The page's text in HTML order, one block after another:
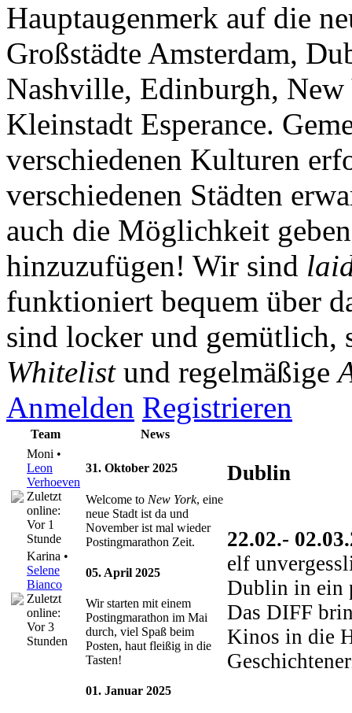
Hauptaugenmerk auf die
Großstädte Amsterdam,
Nashville, Edinburgh,
Kleinstadt Esperance.
verschiedenen Kulturen
verschiedenen Städten
auch die Möglichkeit
hinzuzufügen! Wir sind
funktioniert bequem über
sind locker und gemütlich,
Whitelistund regelmäßige
Anmelden Registrieren
Team
News
Moni •
Leon
Verhoeven
Zuletzt
online:
Vor 1
Stunde
Karina •
Selene
Bianco
Zuletzt
online:
Vor 3
Stunden
31. Oktober 2025
Welcome to New York, eine
neue Stadt ist da und
November ist mal wieder
Postingmarathon Zeit.
05. April 2025
Wir starten mit einem
Postingmarathon im Mai
durch, viel Spaß beim
Posten, haut fleißig in die
Tasten!
01. Januar 2025
Dublin
22.02.-
elf
Dublin in ein
Das DIFF
Kinos in die